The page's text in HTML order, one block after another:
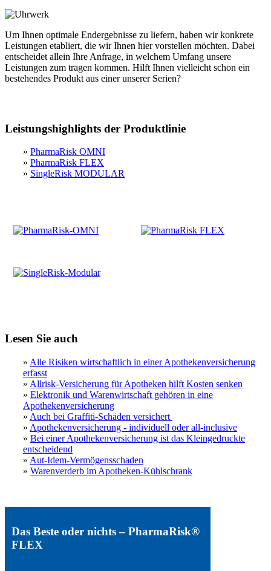
Um Ihnen optimale Endergebnisse zu liefern, haben wir konkrete
Leistungen etabliert, die wir Ihnen hier vorstellen möchten. Dabei
entscheidet allein Ihre Anfrage, in welchem Umfang unsere
Leistungen zum tragen kommen. Hilft Ihnen vielleicht schon ein
bestehendes Produkt aus einer unserer Serien?
Leistungshighlights der Produktlinie
» PharmaRisk OMNI
» PharmaRisk FLEX
» SingleRisk MODULAR
Lesen Sie auch
» Alle Risiken wirtschaftlich in einer Apothekenversicherung
erfasst
» Allrisk-Versicherung für Apotheken hilft Kosten senken
» Elektronik und Warenwirtschaft gehören in eine
Apothekenversicherung
» Auch bei Graffiti-Schäden versichert
» Apothekenversicherung - individuell oder all-inclusive
» Bei einer Apothekenversicherung ist das Kleingedruckte
entscheidend
» Aut-Idem-Vermögensschaden
» Warenverderb im Apotheken-Kühlschrank
Das Beste oder nichts – PharmaRisk®
FLEX